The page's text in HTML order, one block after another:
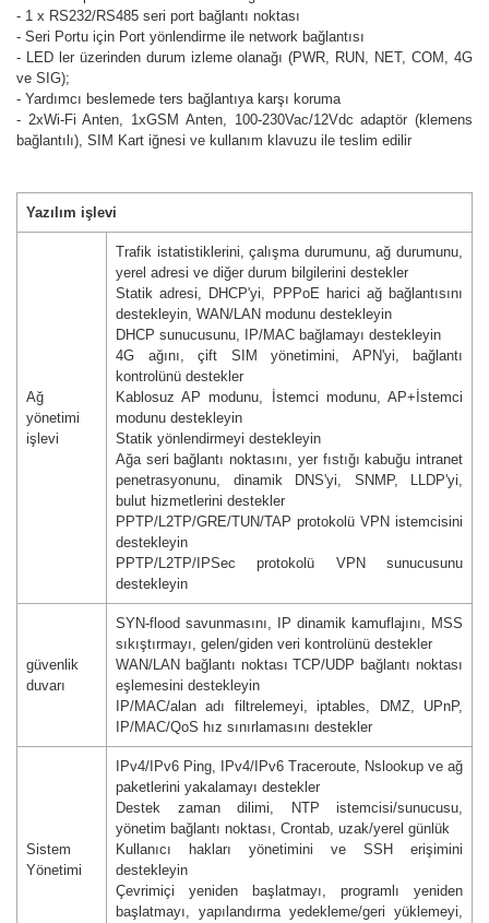
- 1 x RS232/RS485 seri port bağlantı noktası
- Seri Portu için Port yönlendirme ile network bağlantısı
- LED ler üzerinden durum izleme olanağı (PWR, RUN, NET, COM, 4G
ve SIG);
- Yardımcı beslemede ters bağlantıya karşı koruma
- 2xWi-Fi Anten, 1xGSM Anten, 100-230Vac/12Vdc adaptör (klemens
bağlantılı), SIM Kart iğnesi ve kullanım klavuzu ile teslim edilir
Yazılım işlevi
Ağ
yönetimi
işlevi
Trafik istatistiklerini, çalışma durumunu, ağ durumunu,
yerel adresi ve diğer durum bilgilerini destekler
Statik adresi, DHCP'yi, PPPoE harici ağ bağlantısını
destekleyin, WAN/LAN modunu destekleyin
DHCP sunucusunu, IP/MAC bağlamayı destekleyin
4G ağını, çift SIM yönetimini, APN'yi, bağlantı
kontrolünü destekler
Kablosuz AP modunu, İstemci modunu, AP+İstemci
modunu destekleyin
Statik yönlendirmeyi destekleyin
Ağa seri bağlantı noktasını, yer fıstığı kabuğu intranet
penetrasyonunu, dinamik DNS'yi, SNMP, LLDP'yi,
bulut hizmetlerini destekler
PPTP/L2TP/GRE/TUN/TAP protokolü VPN istemcisini
destekleyin
PPTP/L2TP/IPSec protokolü VPN sunucusunu
destekleyin
güvenlik
duvarı
SYN-flood savunmasını, IP dinamik kamuflajını, MSS
sıkıştırmayı, gelen/giden veri kontrolünü destekler
WAN/LAN bağlantı noktası TCP/UDP bağlantı noktası
eşlemesini destekleyin
IP/MAC/alan adı filtrelemeyi, iptables, DMZ, UPnP,
IP/MAC/QoS hız sınırlamasını destekler
Sistem
Yönetimi
IPv4/IPv6 Ping, IPv4/IPv6 Traceroute, Nslookup ve ağ
paketlerini yakalamayı destekler
Destek zaman dilimi, NTP istemcisi/sunucusu,
yönetim bağlantı noktası, Crontab, uzak/yerel günlük
Kullanıcı hakları yönetimini ve SSH erişimini
destekleyin
Çevrimiçi yeniden başlatmayı, programlı yeniden
başlatmayı, yapılandırma yedekleme/geri yüklemeyi,